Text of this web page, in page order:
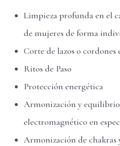
Limpieza profunda en el
de mujeres de forma
Corte de lazos o cordones
Ritos de Paso
Protección energética
Armonización y
electromagnético en
Armonización de chakras